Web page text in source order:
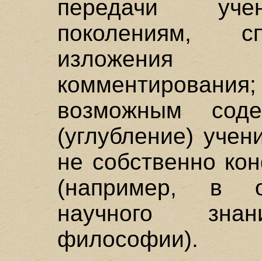
передачи
поколениям,
изложения
возможным
(углубление)
не собственно
(например, в
научного
философии).